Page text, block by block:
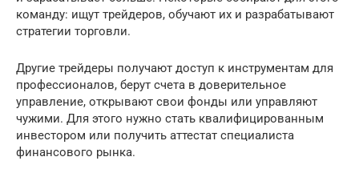
команду: ищут трейдеров, обучают их и разрабатывают
стратегии торговли.
Другие трейдеры получают доступ к инструментам для
профессионалов, берут счета в доверительное
управление, открывают свои фонды или управляют
чужими. Для этого нужно стать квалифицированным
инвестором или получить аттестат специалиста
финансового рынка.